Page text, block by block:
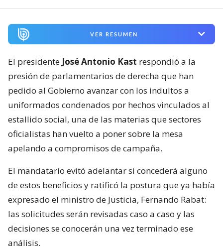
VER RESUMEN
El presidente José Antonio Kast respondió a la
presión de parlamentarios de derecha que han
pedido al Gobierno avanzar con los indultos a
uniformados condenados por hechos vinculados al
estallido social, una de las materias que sectores
oficialistas han vuelto a poner sobre la mesa
apelando a compromisos de campaña.
El mandatario evitó adelantar si concederá alguno
de estos beneficios y ratificó la postura que ya había
expresado el ministro de Justicia, Fernando Rabat:
las solicitudes serán revisadas caso a caso y las
decisiones se conocerán una vez terminado ese
análisis.